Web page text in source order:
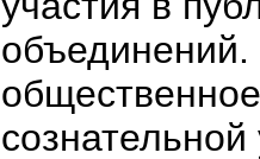
объединений.